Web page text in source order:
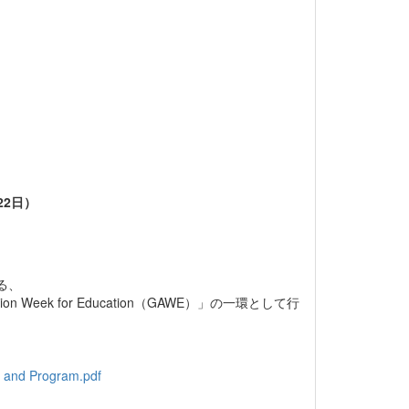
日）
Week for Education（GAWE）」の一環として行
Program.pdf